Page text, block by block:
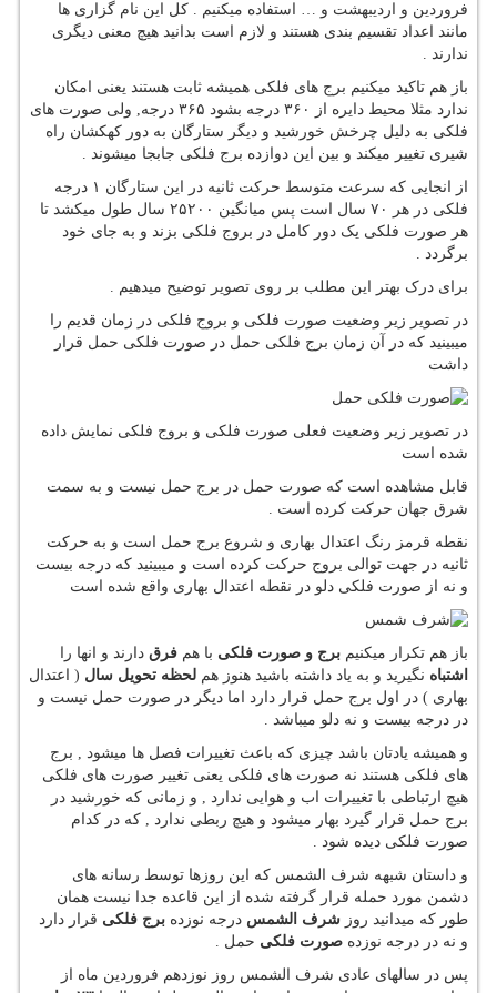
فروردین و اردیبهشت و … استفاده میکنیم . کل این نام گزاری ها
مانند اعداد تقسیم بندی هستند و لازم است بدانید هیچ معنی دیگری
ندارند .
باز هم تاکید میکنیم برج های فلکی همیشه ثابت هستند یعنی امکان
ندارد مثلا محیط دایره از ۳۶۰ درجه بشود ۳۶۵ درجه, ولی صورت های
فلکی به دلیل چرخش خورشید و دیگر ستارگان به دور کهکشان راه
شیری تغییر میکند و بین این دوازده برج فلکی جابجا میشوند .
از انجایی که سرعت متوسط حرکت ثانیه در این ستارگان ۱ درجه
فلکی در هر ۷۰ سال است پس میانگین ۲۵۲۰۰ سال طول میکشد تا
هر صورت فلکی یک دور کامل در بروج فلکی بزند و به جای خود
برگردد .
برای درک بهتر این مطلب بر روی تصویر توضیح میدهیم .
در تصویر زیر وضعیت صورت فلکی و بروج فلکی در زمان قدیم را
میبینید که در آن زمان برج فلکی حمل در صورت فلکی حمل قرار
داشت
در تصویر زیر وضعیت فعلی صورت فلکی و بروج فلکی نمایش داده
شده است
قابل مشاهده است که صورت حمل در برج حمل نیست و به سمت
شرق جهان حرکت کرده است .
نقطه قرمز رنگ اعتدال بهاری و شروع برج حمل است و به حرکت
ثانیه در جهت توالی بروج حرکت کرده است و میبینید که درجه بیست
و نه از صورت فلکی دلو در نقطه اعتدال بهاری واقع شده است
باز هم تکرار میکنیم برج و صورت فلکی با هم فرق دارند و انها را
اشتباه نگیرید و به یاد داشته باشید هنوز هم لحظه تحویل سال ( اعتدال
بهاری ) در اول برج حمل قرار دارد اما دیگر در صورت حمل نیست و
در درجه بیست و نه دلو میباشد .
و همیشه یادتان باشد چیزی که باعث تغییرات فصل ها میشود , برج
های فلکی هستند نه صورت های فلکی یعنی تغییر صورت های فلکی
هیچ ارتباطی با تغییرات اب و هوایی ندارد , و زمانی که خورشید در
برج حمل قرار گیرد بهار میشود و هیچ ربطی ندارد , که در کدام
صورت فلکی دیده شود .
و داستان شبهه شرف الشمس که این روزها توسط رسانه های
دشمن مورد حمله قرار گرفته شده از این قاعده جدا نیست همان
طور که میدانید روز شرف الشمس درجه نوزده برج فلکی قرار دارد
و نه در درجه نوزده صورت فلکی حمل .
پس در سالهای عادی شرف الشمس روز نوزدهم فروردین ماه از